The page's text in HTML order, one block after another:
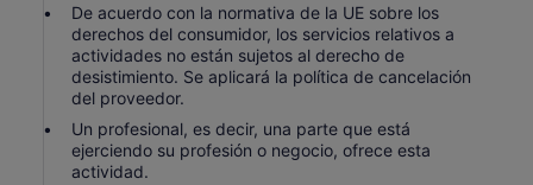
De acuerdo con la normativa de la UE sobre los
derechos del consumidor, los servicios relativos a
actividades no están sujetos al derecho de
desistimiento. Se aplicará la política de cancelación
del proveedor.
Un profesional, es decir, una parte que está
ejerciendo su profesión o negocio, ofrece esta
actividad.